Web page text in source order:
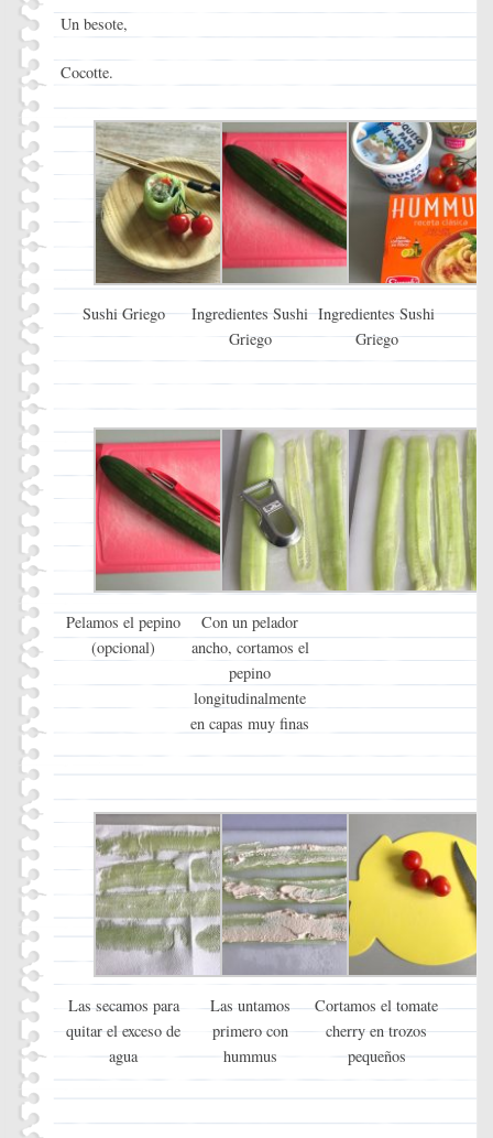
Un besote,
Cocotte.
Sushi Griego
Ingredientes Sushi
Griego
Ingredientes Sushi
Griego
Pelamos el pepino
(opcional)
Con un pelador
ancho, cortamos el
pepino
longitudinalmente
en capas muy finas
Las secamos para
quitar el exceso de
agua
Las untamos
primero con
hummus
Cortamos el tomate
cherry en trozos
pequeños